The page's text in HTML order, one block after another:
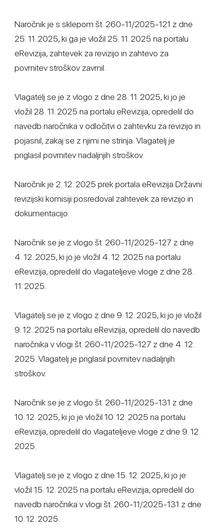
Naročnik je s sklepom št. 260-11/2025-121 z dne
25. 11. 2025, ki ga je vložil 25. 11. 2025 na portalu
eRevizija, zahtevek za revizijo in zahtevo za
povrnitev stroškov zavrnil.
Vlagatelj se je z vlogo z dne 28. 11. 2025, ki jo je
vložil 28. 11. 2025 na portalu eRevizija, opredelil do
navedb naročnika v odločitvi o zahtevku za revizijo in
pojasnil, zakaj se z njimi ne strinja. Vlagatelj je
priglasil povrnitev nadaljnjih stroškov.
Naročnik je 2. 12. 2025 prek portala eRevizija Državni
revizijski komisiji posredoval zahtevek za revizijo in
dokumentacijo.
Naročnik se je z vlogo št. 260-11/2025-127 z dne
4. 12. 2025, ki jo je vložil 4. 12. 2025 na portalu
eRevizija, opredelil do vlagateljeve vloge z dne 28.
11. 2025.
Vlagatelj se je z vlogo z dne 9. 12. 2025, ki jo je vložil
9. 12. 2025 na portalu eRevizija, opredelil do navedb
naročnika v vlogi št. 260-11/2025-127 z dne 4. 12.
2025. Vlagatelj je priglasil povrnitev nadaljnjih
stroškov.
Naročnik se je z vlogo št. 260-11/2025-131 z dne
10. 12. 2025, ki jo je vložil 10. 12. 2025 na portalu
eRevizija, opredelil do vlagateljeve vloge z dne 9. 12.
2025.
Vlagatelj se je z vlogo z dne 15. 12. 2025, ki jo je
vložil 15. 12. 2025 na portalu eRevizija, opredelil do
navedb naročnika v vlogi št. 260-11/2025-131 z dne
10. 12. 2025.